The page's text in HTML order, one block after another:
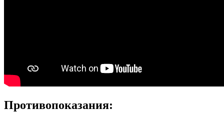
Противопоказания: